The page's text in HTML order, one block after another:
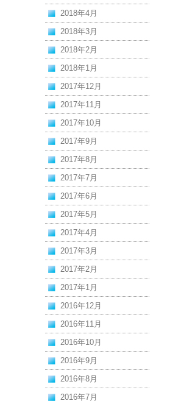
2018年4月
2018年3月
2018年2月
2018年1月
2017年12月
2017年11月
2017年10月
2017年9月
2017年8月
2017年7月
2017年6月
2017年5月
2017年4月
2017年3月
2017年2月
2017年1月
2016年12月
2016年11月
2016年10月
2016年9月
2016年8月
2016年7月